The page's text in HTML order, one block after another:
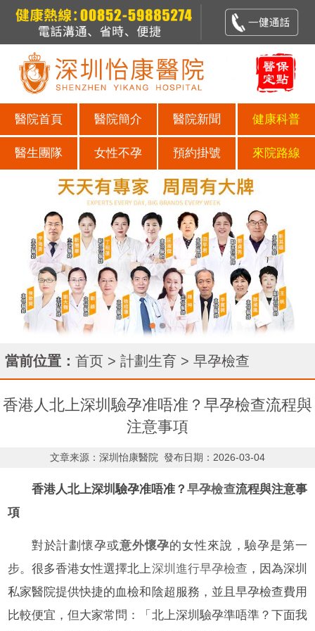
醫院首頁 醫院簡介 醫院新聞 健康科普
醫生團隊 女性不孕 預約掛號 來院路線
當前位置： 首页 > 計劃生育 > 早孕檢查
香港人北上深圳驗孕准唔准？早孕檢查流程與
注意事項
文章来源：深圳怡康醫院 發布日期：2026-03-04
香港人北上深圳驗孕准唔准？早孕檢查流程與注意事
項
對於計劃懷孕或意外懷孕的女性來說，驗孕是第一
步。很多香港女性選擇北上深圳進行早孕檢查 ，因為深圳
私家醫院提供快捷的血檢和陰超服務，並且早孕檢查費用
比較便宜，但大家常問：「北上深圳驗孕準唔準？下面我